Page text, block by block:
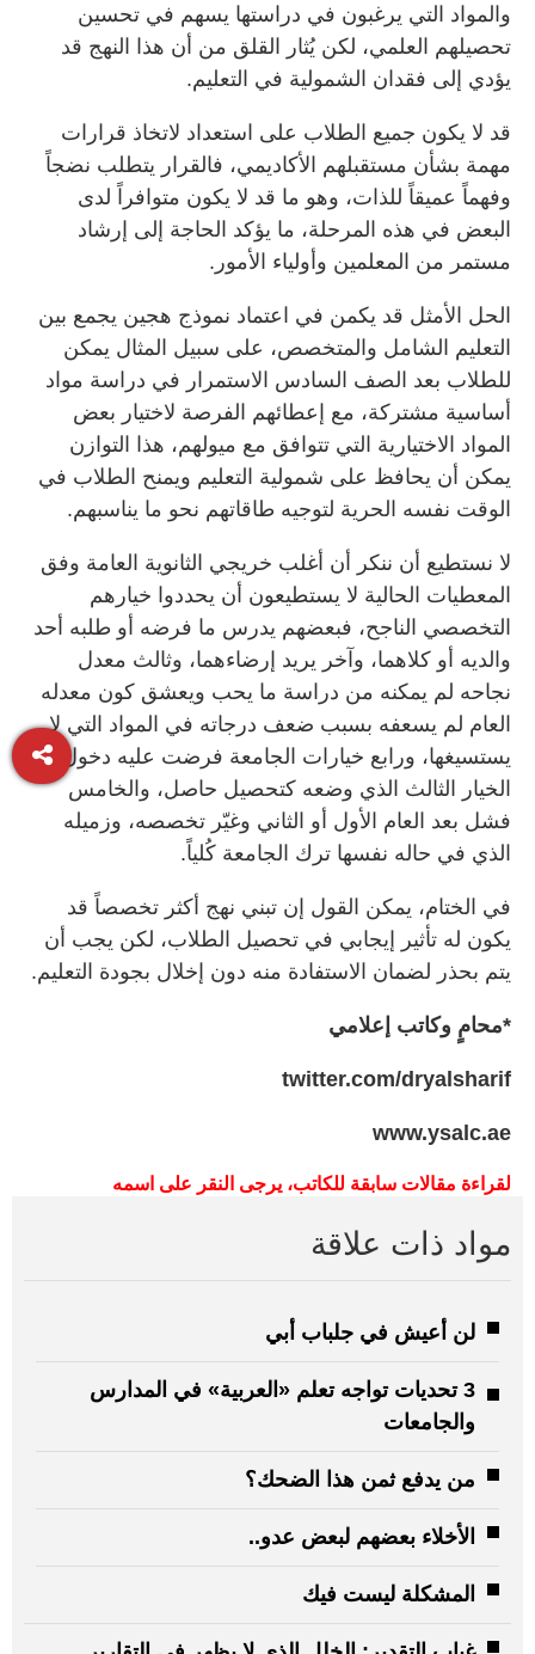
والمواد التي يرغبون في دراستها يسهم في تحسين
تحصيلهم العلمي، لكن يُثار القلق من أن هذا النهج قد
يؤدي إلى فقدان الشمولية في التعليم.
قد لا يكون جميع الطلاب على استعداد لاتخاذ قرارات
مهمة بشأن مستقبلهم الأكاديمي، فالقرار يتطلب نضجاً
وفهماً عميقاً للذات، وهو ما قد لا يكون متوافراً لدى
البعض في هذه المرحلة، ما يؤكد الحاجة إلى إرشاد
مستمر من المعلمين وأولياء الأمور.
الحل الأمثل قد يكمن في اعتماد نموذج هجين يجمع بين
التعليم الشامل والمتخصص، على سبيل المثال يمكن
للطلاب بعد الصف السادس الاستمرار في دراسة مواد
أساسية مشتركة، مع إعطائهم الفرصة لاختيار بعض
المواد الاختيارية التي تتوافق مع ميولهم، هذا التوازن
يمكن أن يحافظ على شمولية التعليم ويمنح الطلاب في
الوقت نفسه الحرية لتوجيه طاقاتهم نحو ما يناسبهم.
لا نستطيع أن ننكر أن أغلب خريجي الثانوية العامة وفق
المعطيات الحالية لا يستطيعون أن يحددوا خيارهم
التخصصي الناجح، فبعضهم يدرس ما فرضه أو طلبه أحد
والديه أو كلاهما، وآخر يريد إرضاءهما، وثالث معدل
نجاحه لم يمكنه من دراسة ما يحب ويعشق كون معدله
العام لم يسعفه بسبب ضعف درجاته في المواد التي لا
يستسيغها، ورابع خيارات الجامعة فرضت عليه دخول
الخيار الثالث الذي وضعه كتحصيل حاصل، والخامس
فشل بعد العام الأول أو الثاني وغيّر تخصصه، وزميله
الذي في حاله نفسها ترك الجامعة كُلياً.
في الختام، يمكن القول إن تبني نهج أكثر تخصصاً قد
يكون له تأثير إيجابي في تحصيل الطلاب، لكن يجب أن
يتم بحذر لضمان الاستفادة منه دون إخلال بجودة التعليم.
*محامٍ وكاتب إعلامي
twitter.com/dryalsharif
www.ysalc.ae
لقراءة مقالات سابقة للكاتب، يرجى النقر على اسمه
مواد ذات علاقة
لن أعيش في جلباب أبي
3 تحديات تواجه تعلم «العربية» في المدارس
والجامعات
من يدفع ثمن هذا الضحك؟
الأخلاء بعضهم لبعض عدو..
المشكلة ليست فيك